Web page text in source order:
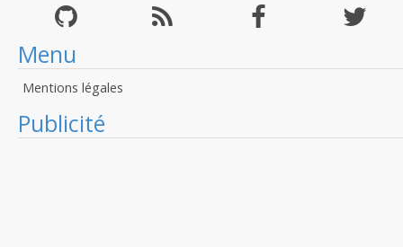
Menu
Mentions légales
Publicité